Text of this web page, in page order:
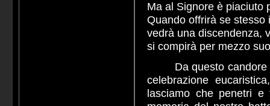
Ma al Signore è piaciuto
Quando offrirà se stesso
vedrà una discendenza,
si compirà per mezzo
Da questo candore
celebrazione
lasciamo che penetri